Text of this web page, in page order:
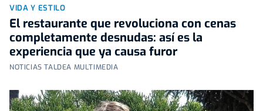
VIDA Y ESTILO
El restaurante que revoluciona con cenas
completamente desnudas: así es la
experiencia que ya causa furor
NOTICIAS TALDEA MULTIMEDIA